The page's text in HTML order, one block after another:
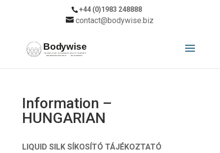
+44 (0)1983 248888
contact@bodywise.biz
Information –
HUNGARIAN
LIQUID SILK SÍKOSÍTÓ TÁJÉKOZTATÓ